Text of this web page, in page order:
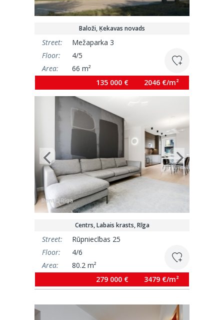
Baloži, Ķekavas novads
Street:
Mežaparka 3
Floor:
4/5
Area:
66 m²
135 000 €
2046 €/m²
Centrs, Labais krasts, Rīga
Street:
Rūpniecības 25
Floor:
4/6
Area:
80.2 m²
279 000 €
3479 €/m²